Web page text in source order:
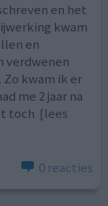
en het
kwam
en
verdwenen
kwam ik er
me 2 jaar na
toch [lees
0 reacties